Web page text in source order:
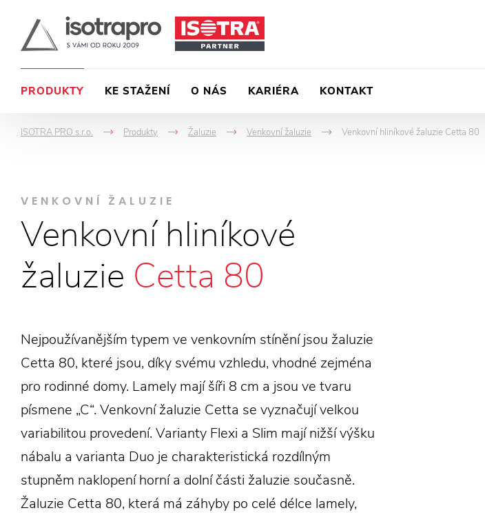
PRODUKTY KE STAŽENÍ O NÁS KARIÉRA KONTAKT
ISOTRA PRO s.r.o.
->
Produkty
->
Žaluzie
->
Venkovní žaluzie Venkovní hliníkové žaluzie Cetta 80
VENKOVNÍ ŽALUZIE
Venkovní hliníkové
žaluzie Cetta 80
Nejpoužívanějším typem ve venkovním stínění jsou žaluzie
Cetta 80, které jsou, díky svému vzhledu, vhodné zejména
pro rodinné domy. Lamely mají šíři 8 cm a jsou ve tvaru
písmene „C“. Venkovní žaluzie Cetta se vyznačují velkou
variabilitou provedení. Varianty Flexi a Slim mají nižší výšku
nábalu a varianta Duo je charakteristická rozdílným
stupněm naklopení horní a dolní části žaluzie současně.
Žaluzie Cetta 80, která má záhyby po celé délce lamely,